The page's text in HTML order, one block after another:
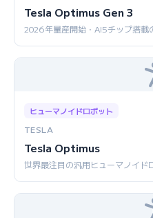
Tesla Optimus Gen 3
2026年量産開始・AI5チップ搭載
ヒューマノイドロボット
TESLA
Tesla Optimus
世界最注目の汎用ヒューマノイド